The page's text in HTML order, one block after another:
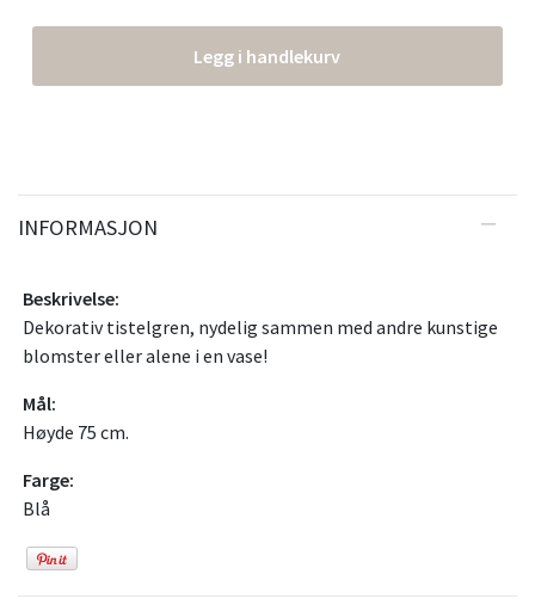
Legg i handlekurv
INFORMASJON
Beskrivelse:
Dekorativ tistelgren, nydelig sammen med andre kunstige
blomster eller alene i en vase!
Mål:
Høyde 75 cm.
Farge:
Blå